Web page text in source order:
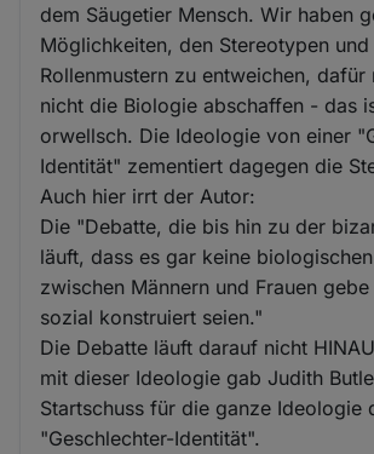
dem Säugetier Mensch. Wir haben
Möglichkeiten, den Stereotypen und
Rollenmustern zu entweichen, dafür
nicht die Biologie abschaffen - das
orwellsch. Die Ideologie von einer
Identität" zementiert dagegen die
Auch hier irrt der Autor:
Die "Debatte, die bis hin zu der
läuft, dass es gar keine
zwischen Männern und Frauen
sozial konstruiert seien."
Die Debatte läuft darauf nicht
mit dieser Ideologie gab Judith
Startschuss für die ganze Ideologie
"Geschlechter-Identität".